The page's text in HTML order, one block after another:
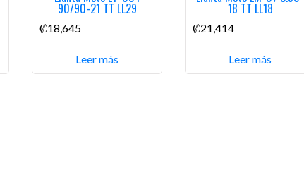
90/90-21 TT LL29
₡18,645
Leer más
18 TT LL18
₡21,414
Leer más